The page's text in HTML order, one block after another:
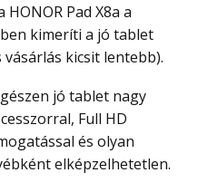
Pad X8a a
kimeríti a jó tablet
kicsit lentebb).
Full HD
és olyan
elképzelhetetlen.